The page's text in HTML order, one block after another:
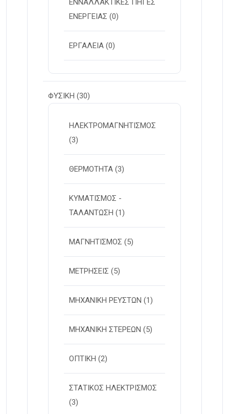
ΕΝΝΑΛΛΑΚΤΙΚΕΣ ΠΗΓΕΣ
ΕΝΕΡΓΕΙΑΣ (0)
ΕΡΓΑΛΕΙΑ (0)
ΦΥΣΙΚΗ (30)
ΗΛΕΚΤΡΟΜΑΓΝΗΤΙΣΜΟΣ
(3)
ΘΕΡΜΟΤΗΤΑ (3)
ΚΥΜΑΤΙΣΜΟΣ -
ΤΑΛΑΝΤΩΣΗ (1)
ΜΑΓΝΗΤΙΣΜΟΣ (5)
ΜΕΤΡΗΣΕΙΣ (5)
ΜΗΧΑΝΙΚΗ ΡΕΥΣΤΩΝ (1)
ΜΗΧΑΝΙΚΗ ΣΤΕΡΕΩΝ (5)
ΟΠΤΙΚΗ (2)
ΣΤΑΤΙΚΟΣ ΗΛΕΚΤΡΙΣΜΟΣ
(3)